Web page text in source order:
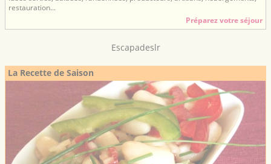
restauration...
Préparez votre séjour
Escapadeslr
La Recette de Saison